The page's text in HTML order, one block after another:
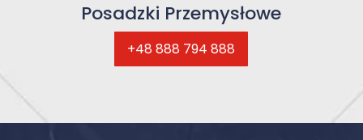
Posadzki Przemysłowe
+48 888 794 888